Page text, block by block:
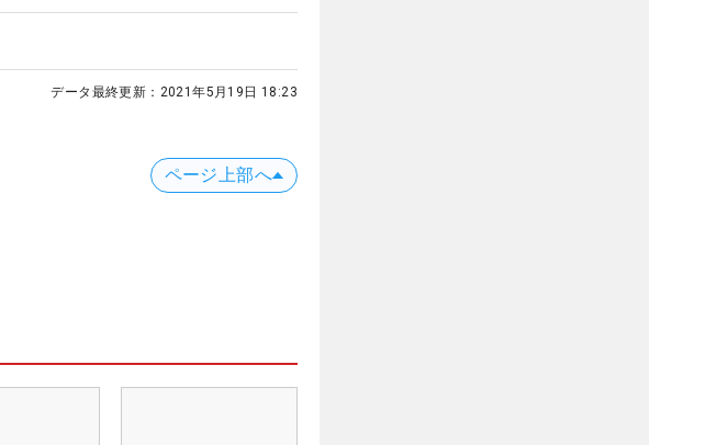
データ最終更新： 2021年5月19日 18:23
ページ上部へ